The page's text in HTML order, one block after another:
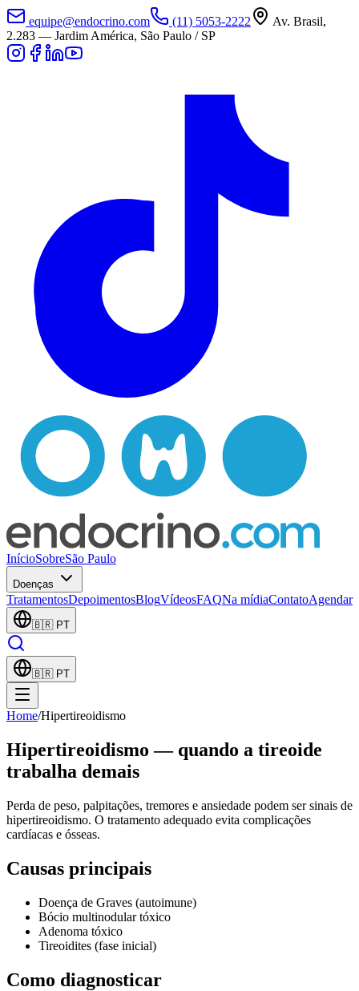
equipe@endocrino.com (11) 5053-2222
Av. Brasil,
2.283 — Jardim América, São Paulo / SP
InícioSobreSão Paulo
Doenças
TratamentosDepoimentosBlogVídeosFAQNa mídiaContatoAgendar
🇧🇷 PT
🇧🇷 PT
Home/Hipertireoidismo
Hipertireoidismo — quando a tireoide
trabalha demais
Perda de peso, palpitações, tremores e ansiedade podem ser sinais de
hipertireoidismo. O tratamento adequado evita complicações
cardíacas e ósseas.
Causas principais
Doença de Graves (autoimune)
Bócio multinodular tóxico
Adenoma tóxico
Tireoidites (fase inicial)
Como diagnosticar